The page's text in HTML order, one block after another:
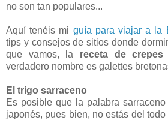
no son tan populares...
Aquí tenéis mi guía para viajar a la
tips y consejos de sitios donde
que vamos, la receta de crepes
verdadero nombre es galettes
El trigo sarraceno
Es posible que la palabra
japonés, pues bien, no estás del